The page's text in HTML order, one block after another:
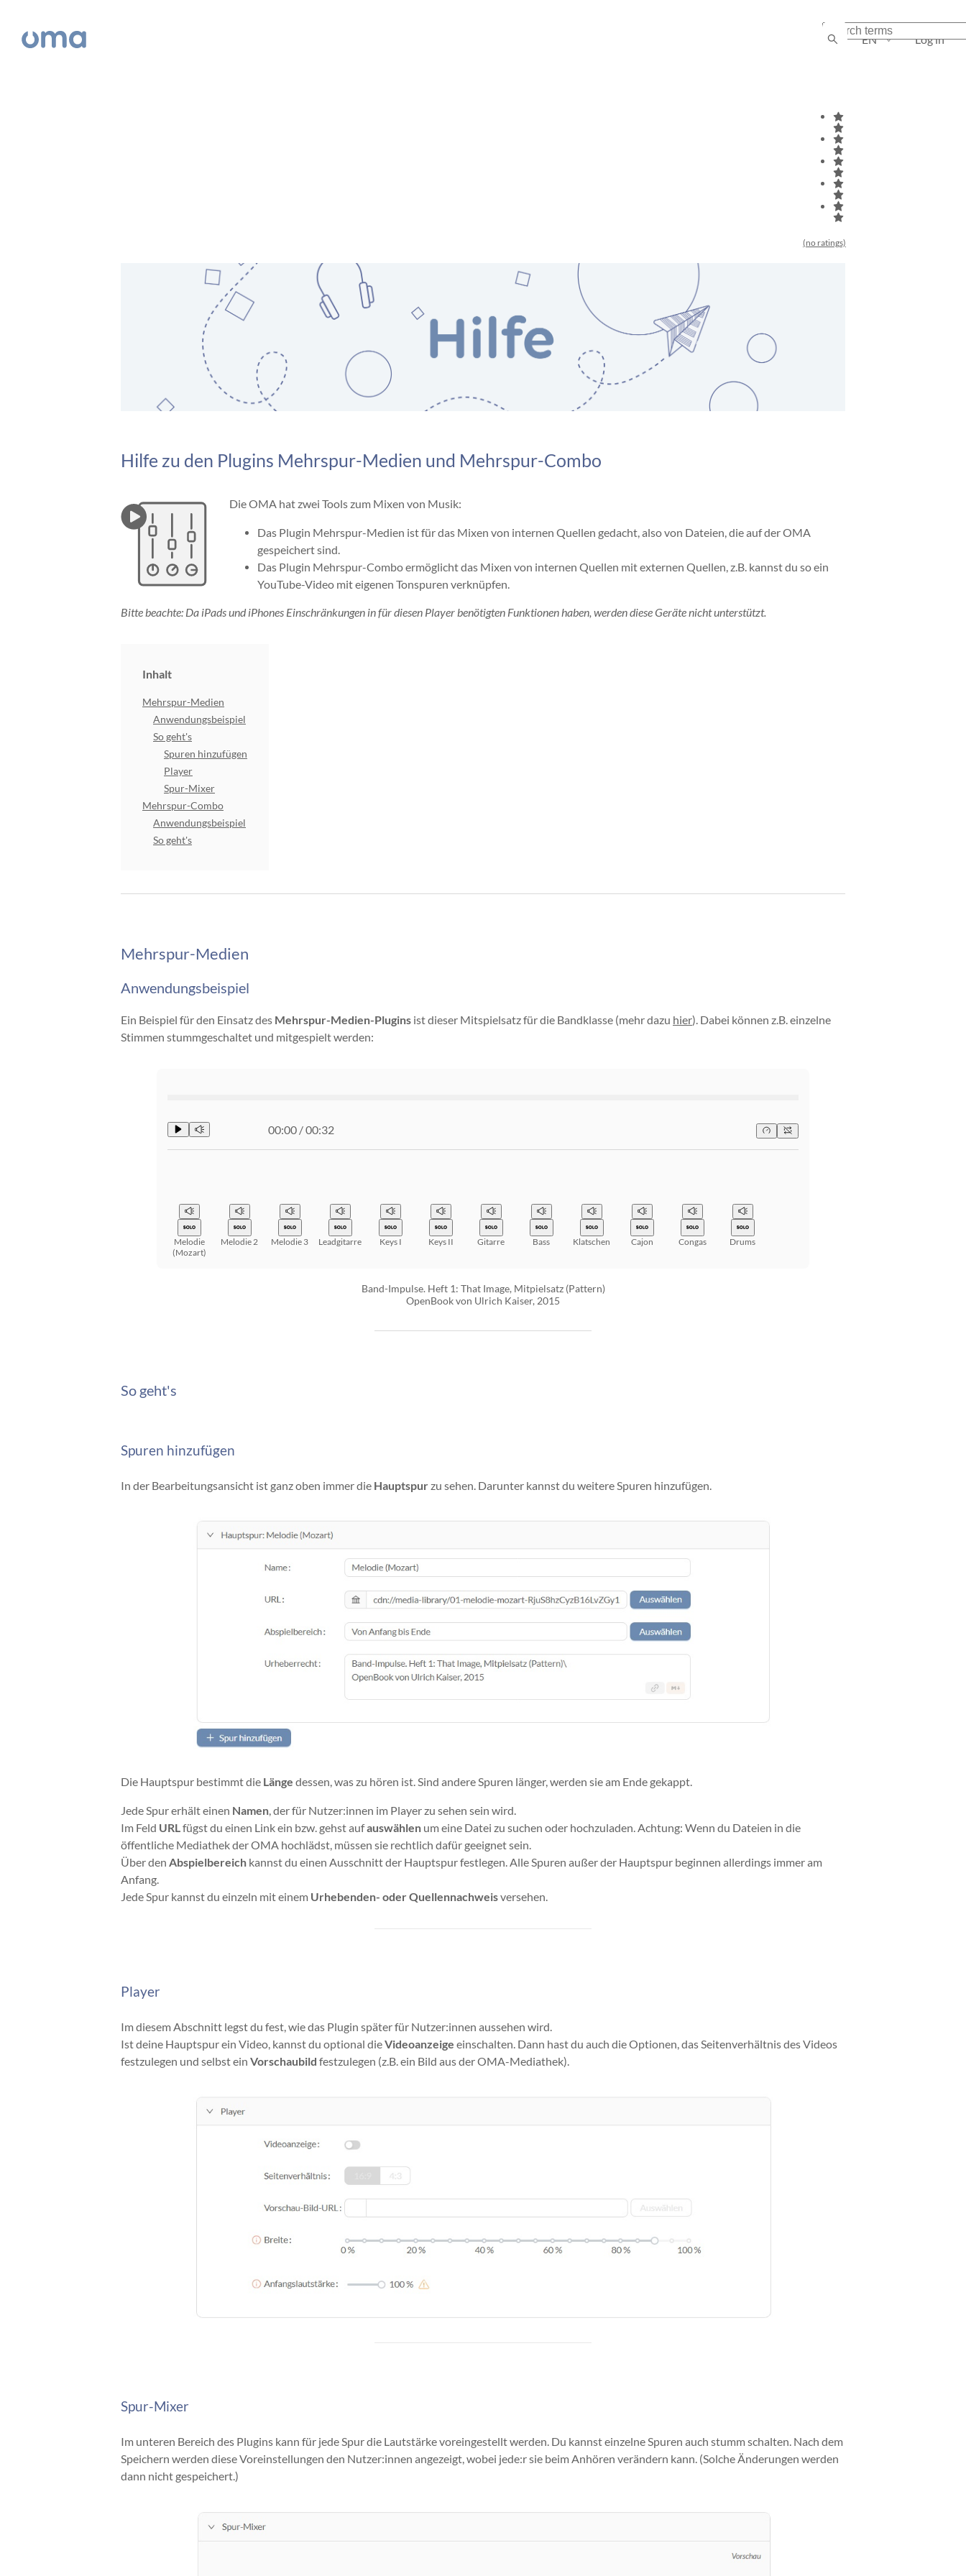
EN Log in
(no ratings)
Hilfe zu den Plugins Mehrspur-Medien und Mehrspur-Combo
Die OMA hat zwei Tools zum Mixen von Musik:
Das Plugin Mehrspur-Medien ist für das Mixen von internen Quellen gedacht, also von Dateien, die auf der OMA
gespeichert sind.
Das Plugin Mehrspur-Combo ermöglicht das Mixen von internen Quellen mit externen Quellen, z.B. kannst du so ein
YouTube-Video mit eigenen Tonspuren verknüpfen.
Bitte beachte: Da iPads und iPhones Einschränkungen in für diesen Player benötigten Funktionen haben, werden diese Geräte nicht unterstützt.
Inhalt
Mehrspur-Medien
Anwendungsbeispiel
So geht's
Spuren hinzufügen
Player
Spur-Mixer
Mehrspur-Combo
Anwendungsbeispiel
So geht's
Mehrspur-Medien
Anwendungsbeispiel
Ein Beispiel für den Einsatz des Mehrspur-Medien-Plugins ist dieser Mitspielsatz für die Bandklasse (mehr dazu hier). Dabei können z.B. einzelne
Stimmen stummgeschaltet und mitgespielt werden:
00:00 /00:32
Melodie
(Mozart)
Melodie 2 Melodie 3 Leadgitarre Keys I Keys II Gitarre Bass Klatschen Cajon Congas Drums
Band-Impulse. Heft 1: That Image, Mitpielsatz (Pattern)
OpenBook von Ulrich Kaiser, 2015
So geht's
Spuren hinzufügen
In der Bearbeitungsansicht ist ganz oben immer die Hauptspurzu sehen. Darunter kannst du weitere Spuren hinzufügen.
Die Hauptspur bestimmt die Länge dessen, was zu hören ist. Sind andere Spuren länger, werden sie am Ende gekappt.
Jede Spur erhält einen Namen, der für Nutzer:innen im Player zu sehen sein wird.
Im Feld URLfügst du einen Link ein bzw. gehst aufauswählen um eine Datei zu suchen oder hochzuladen. Achtung: Wenn du Dateien in die
öffentliche Mediathek der OMA hochlädst, müssen sie rechtlich dafür geeignet sein.
Über den Abspielbereich kannst du einen Ausschnitt der Hauptspur festlegen. Alle Spuren außer der Hauptspur beginnen allerdings immer am
Anfang.
Jede Spur kannst du einzeln mit einem Urhebenden- oder Quellennachweisversehen.
Player
Im diesem Abschnitt legst du fest, wie das Plugin später für Nutzer:innen aussehen wird.
Ist deine Hauptspur ein Video, kannst du optional dieVideoanzeige einschalten. Dann hast du auch die Optionen, das Seitenverhältnis des Videos
festzulegen und selbst ein Vorschaubild festzulegen (z.B. ein Bild aus der OMA-Mediathek).
Spur-Mixer
Im unteren Bereich des Plugins kann für jede Spur die Lautstärke voreingestellt werden. Du kannst einzelne Spuren auch stumm schalten. Nach dem
Speichern werden diese Voreinstellungen den Nutzer:innen angezeigt, wobei jede:r sie beim Anhören verändern kann. (Solche Änderungen werden
dann nicht gespeichert.)